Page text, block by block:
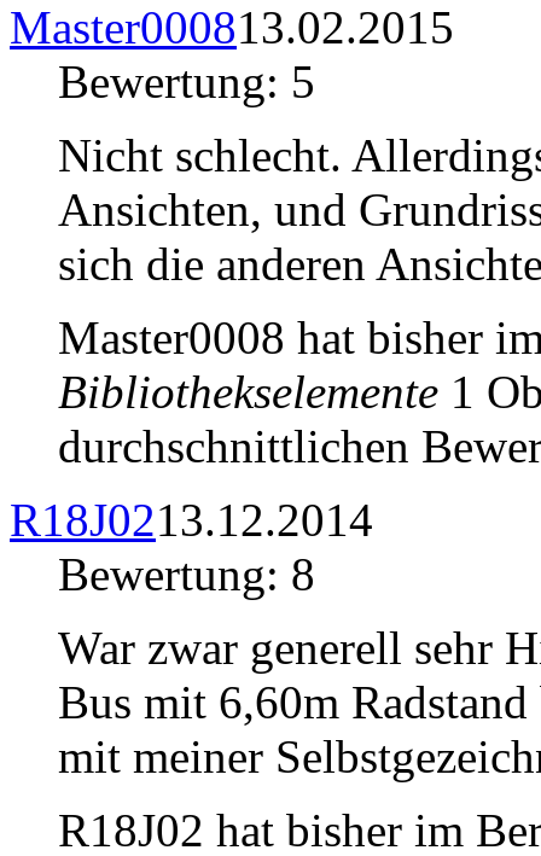
Master000813.02.2015
Bewertung: 5
Nicht schlecht.
Ansichten, und
sich die anderen
Master0008 hat bisher
Bibliothekselemente 1
durchschnittlichen
R18J0213.12.2014
Bewertung: 8
War zwar generell sehr
Bus mit 6,60m
mit meiner
R18J02 hat bisher im